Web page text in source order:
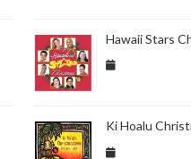
Hawaii Stars
Ki Hoalu